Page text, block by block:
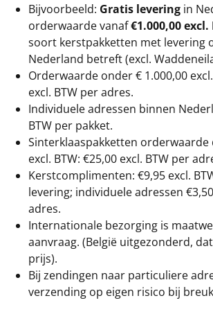
Bijvoorbeeld: Gratis levering in
orderwaarde vanaf€1.000,00 excl.
soort kerstpakketten met levering
Nederland betreft (excl.
Orderwaarde onder € 1.000,00
excl. BTW per adres.
Individuele adressen binnen
BTW per pakket.
Sinterklaaspakketten orderwaarde
excl. BTW: €25,00 excl. BTW per
Kerstcomplimenten: €9,95 excl.
levering; individuele adressen
adres.
Internationale bezorging is
aanvraag. (België uitgezonderd,
prijs).
Bij zendingen naar particuliere
verzending op eigen risico bij